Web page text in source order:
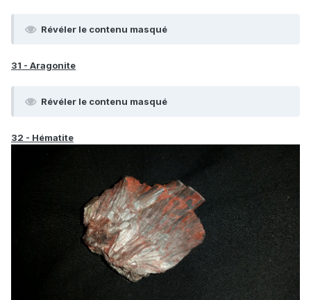
Révéler le contenu masqué
31 - Aragonite
Révéler le contenu masqué
32 - Hématite